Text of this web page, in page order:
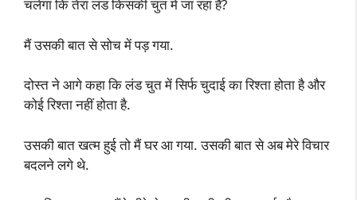
चलेगा कि तेरा लंड किसकी चुत में जा रहा है?
मैं उसकी बात से सोच में पड़ गया.
दोस्त ने आगे कहा कि लंड चुत में सिर्फ चुदाई का रिश्ता होता है और
कोई रिश्ता नहीं होता है.
उसकी बात खत्म हुई तो मैं घर आ गया. उसकी बात से अब मेरे विचार
बदलने लगे थे.